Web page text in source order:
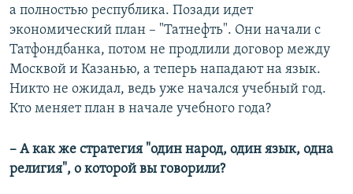
а полностью республика. Позади идет
экономический план – "Татнефть". Они начали с
Татфондбанка, потом не продлили договор между
Москвой и Казанью, а теперь нападают на язык.
Никто не ожидал, ведь уже начался учебный год.
Кто меняет план в начале учебного года?
– А как же стратегия "один народ, один язык, одна
религия", о которой вы говорили?